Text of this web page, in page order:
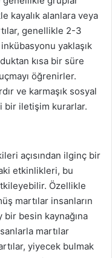
kayalık alanlara veya
genellikle 2-3
yaklaşık
kısa bir süre
öğrenirler.
ve karmaşık sosyal
bir iletişim kurarlar.
açısından ilginç bir
etkinlikleri, bu
Özellikle
martılar insanların
bir besin kaynağına
martılar
yiyecek bulmak